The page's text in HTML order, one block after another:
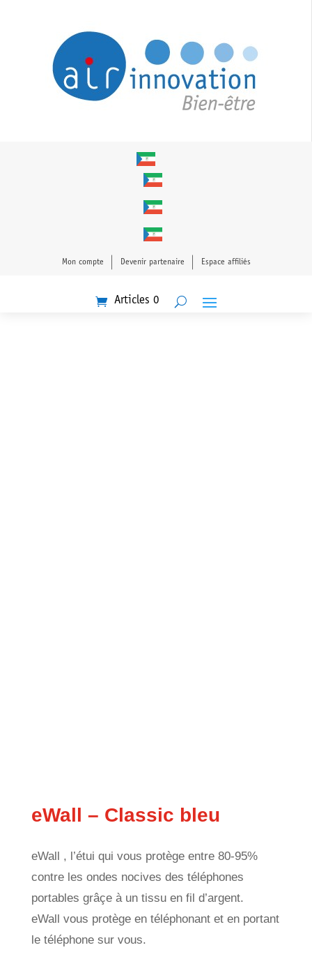
Mon compte Devenir partenaire Espace affiliés
Articles 0
eWall – Classic bleu
eWall , l’étui qui vous protège entre 80-95%
contre les ondes nocives des téléphones
portables grâçe à un tissu en fil d’argent.
eWall vous protège en téléphonant et en portant
le téléphone sur vous.